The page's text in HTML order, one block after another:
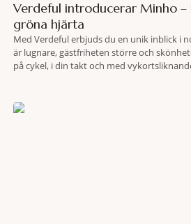
Verdeful introducerar Minho –
gröna hjärta
Med Verdeful erbjuds du en unik inblick i
är lugnare, gästfriheten större och
på cykel, i din takt och med
travel när det